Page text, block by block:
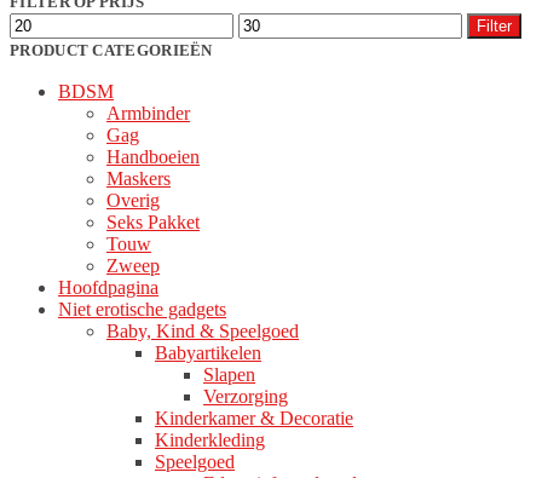
Min.
prijs
Max.
prijs
Filter
PRODUCT CATEGORIEËN
BDSM
Armbinder
Gag
Handboeien
Maskers
Overig
Seks Pakket
Touw
Zweep
Hoofdpagina
Niet erotische gadgets
Baby, Kind & Speelgoed
Babyartikelen
Slapen
Verzorging
Kinderkamer & Decoratie
Kinderkleding
Speelgoed